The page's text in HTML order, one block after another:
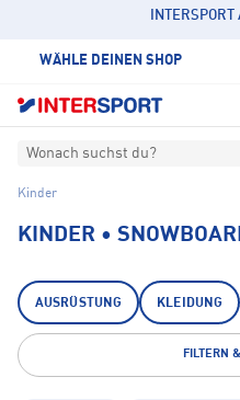
WÄHLE DEINEN SHOP
Wonach suchst du?
Kinder
KINDER •
AUSRÜSTUNG KLEIDUNG
FILTERN